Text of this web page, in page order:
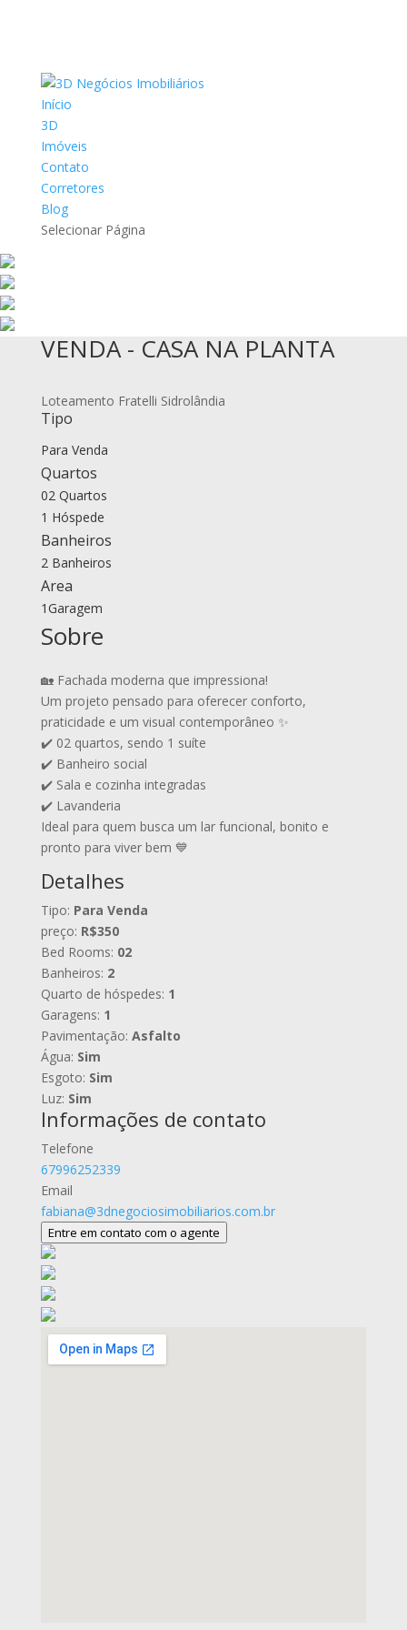
Início
3D
Imóveis
Contato
Corretores
Blog
Selecionar Página
VENDA - CASA NA PLANTA
Loteamento Fratelli Sidrolândia
Tipo
Para Venda
Quartos
02 Quartos
1 Hóspede
Banheiros
2 Banheiros
Area
1Garagem
Sobre
🏡 Fachada moderna que impressiona!
Um projeto pensado para oferecer conforto,
praticidade e um visual contemporâneo ✨
✔️ 02 quartos, sendo 1 suíte
✔️ Banheiro social
✔️ Sala e cozinha integradas
✔️ Lavanderia
Ideal para quem busca um lar funcional, bonito e
pronto para viver bem 💙
Detalhes
Tipo: Para Venda
preço: R$350
Bed Rooms: 02
Banheiros: 2
Quarto de hóspedes: 1
Garagens: 1
Pavimentação: Asfalto
Água: Sim
Esgoto: Sim
Luz: Sim
Informações de contato
Telefone
67996252339
Email
fabiana@3dnegociosimobiliarios.com.br
Entre em contato com o agente